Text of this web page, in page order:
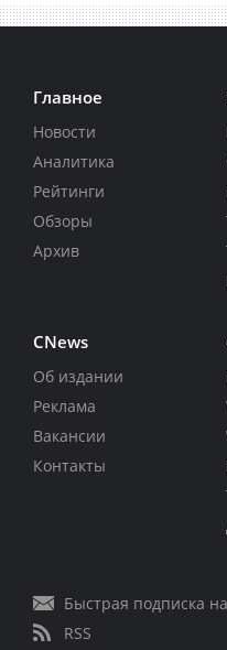
Главное
Новости
Аналитика
Рейтинги
Обзоры
Архив
CNews
Об издании
Реклама
Вакансии
Контакты
Быстрая подписка
RSS